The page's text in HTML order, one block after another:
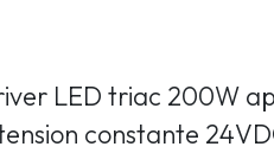
LED triac 200W
constante